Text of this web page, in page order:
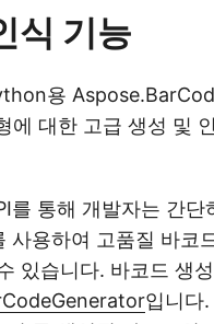
식 기능
용
에 대한 고급 생성 및
를 통해 개발자는 간단
사용하여 고품질 바코
있습니다. 바코드 생
입니다